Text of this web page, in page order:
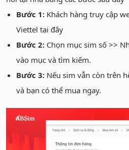
Bước 1: Khách hàng truy cập
Viettel tại đây
Bước 2: Chọn mục sim số >>
vào mục và tìm kiếm.
Bước 3: Nếu sim vẫn còn trên
và bạn có thể mua ngay.